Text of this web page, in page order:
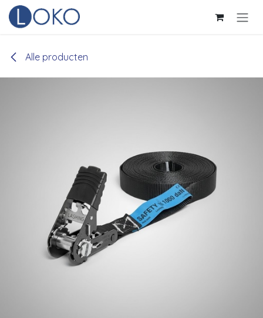
Overslaan naar inhoud
Alle producten